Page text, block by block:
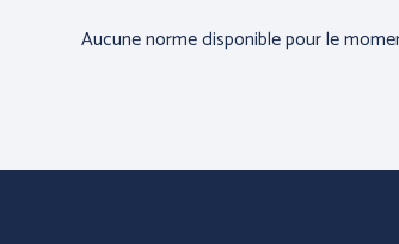
MAINS
Aucune norme disponible pour le